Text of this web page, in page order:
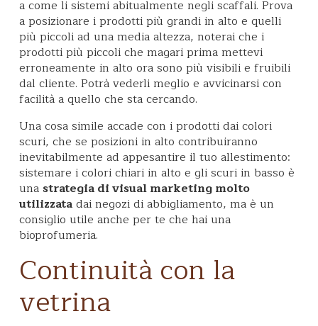
a come li sistemi abitualmente negli scaffali. Prova
a posizionare i prodotti più grandi in alto e quelli
più piccoli ad una media altezza, noterai che i
prodotti più piccoli che magari prima mettevi
erroneamente in alto ora sono più visibili e fruibili
dal cliente. Potrà vederli meglio e avvicinarsi con
facilità a quello che sta cercando.
Una cosa simile accade con i prodotti dai colori
scuri, che se posizioni in alto contribuiranno
inevitabilmente ad appesantire il tuo allestimento:
sistemare i colori chiari in alto e gli scuri in basso è
una strategia di visual marketing molto
utilizzatadai negozi di abbigliamento, ma è un
consiglio utile anche per te che hai una
bioprofumeria.
Continuità con la
vetrina